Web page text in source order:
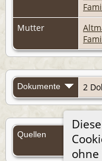
ohne
Mutter
Dokumente 2
Quellen